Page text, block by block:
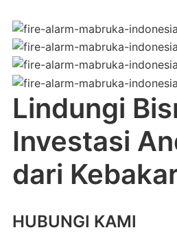
Lindungi
Investasi
dari
HUBUNGI KAMI